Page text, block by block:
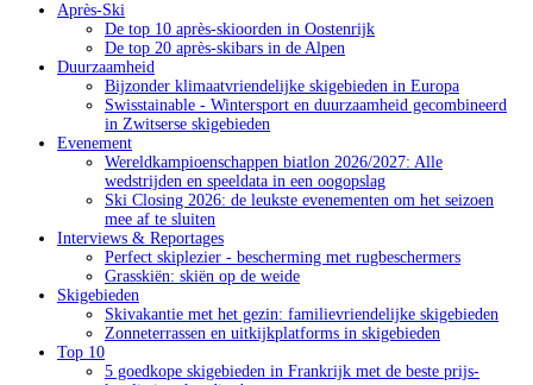
Après-Ski
De top 10 après-skioorden in Oostenrijk
De top 20 après-skibars in de Alpen
Duurzaamheid
Bijzonder klimaatvriendelijke skigebieden in Europa
Swisstainable - Wintersport en duurzaamheid gecombineerd
in Zwitserse skigebieden
Evenement
Wereldkampioenschappen biatlon 2026/2027: Alle
wedstrijden en speeldata in een oogopslag
Ski Closing 2026: de leukste evenementen om het seizoen
mee af te sluiten
Interviews & Reportages
Perfect skiplezier - bescherming met rugbeschermers
Grasskiën: skiën op de weide
Skigebieden
Skivakantie met het gezin: familievriendelijke skigebieden
Zonneterrassen en uitkijkplatforms in skigebieden
Top 10
5 goedkope skigebieden in Frankrijk met de beste prijs-